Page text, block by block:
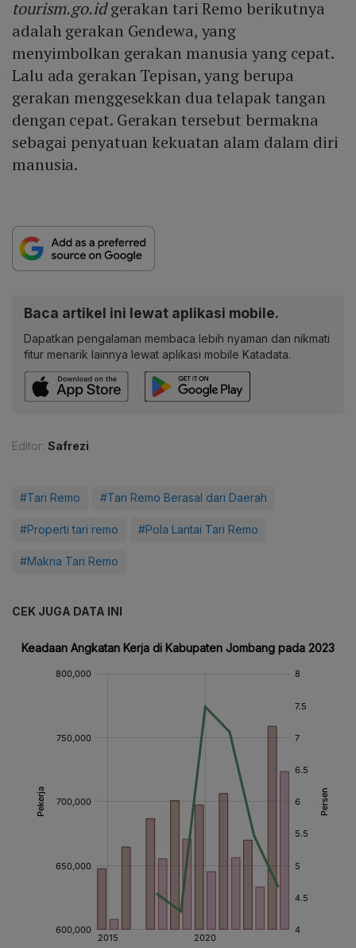
tourism.go.idgerakan tari Remo berikutnya
adalah gerakan Gendewa, yang
menyimbolkan gerakan manusia yang cepat.
Lalu ada gerakan Tepisan, yang berupa
gerakan menggesekkan dua telapak tangan
dengan cepat. Gerakan tersebut bermakna
sebagai penyatuan kekuatan alam dalam diri
manusia.
Baca artikel ini lewat aplikasi mobile.
Dapatkan pengalaman membaca lebih nyaman dan nikmati
fitur menarik lainnya lewat aplikasi mobile Katadata.
Editor: Safrezi
#Tari Remo #Tari Remo Berasal dari Daerah
#Properti tari remo #Pola Lantai Tari Remo
#Makna Tari Remo
CEK JUGA DATA INI